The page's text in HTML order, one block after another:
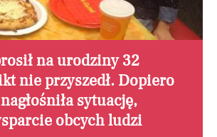
na urodziny 32
nie przyszedł. Dopiero
sytuację,
obcych ludzi